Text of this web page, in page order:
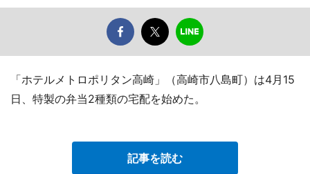
「ホテルメトロポリタン高崎」（高崎市八島町）は4月15
日、特製の弁当2種類の宅配を始めた。
記事を読む